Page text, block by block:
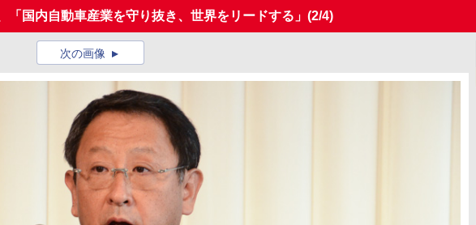
「国内自動車産業を守り抜き、世界をリードする」 (2/4)
次の画像